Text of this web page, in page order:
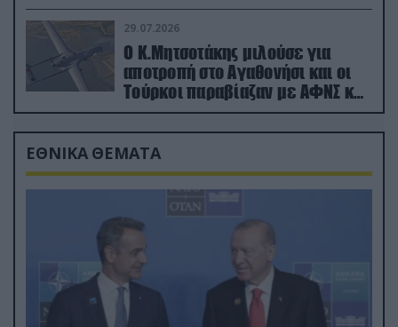
29.07.2026
Ο Κ.Μητσοτάκης μιλούσε για
αποτροπή στο Αγαθονήσι και οι
Τούρκοι παραβίαζαν με ΑΦΝΣ και
drone
ΕΘΝΙΚΑ ΘΕΜΑΤΑ